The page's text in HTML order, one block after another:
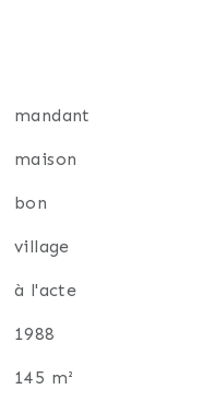
mandant
maison
bon
village
à l'acte
1988
145 m²